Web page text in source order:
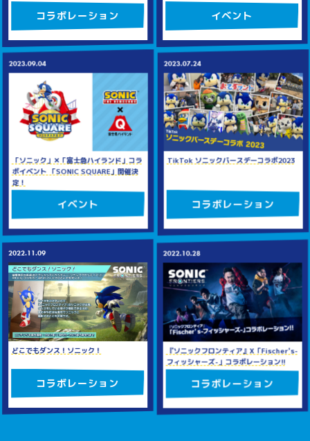
コラボレーション イベント
2023.09.04
「ソニック」✕「富士急ハイランド」コラ
ボイベント 「SONIC SQUARE」開催決
定！
イベント
2023.07.24
TikTok ソニックバースデーコラボ2023
コラボレーション
2022.11.09
どこでもダンス！ソニック！
コラボレーション
2022.10.28
『ソニックフロンティア』X「Fischer's-
フィッシャーズ-」コラボレーション!!
コラボレーション